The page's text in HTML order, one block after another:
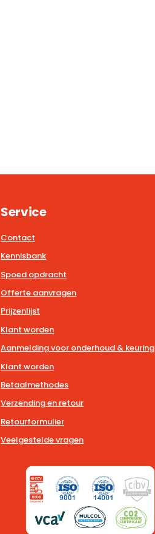
Service
Contact
Kennisbank
Spoed opdracht
Offerte aanvragen
Prijzenlijst
Klant worden
Aanmelding voor onderhoud & keuring
Klant worden
Betaalmethodes
Verzending en retour
Retourformulier
Veelgestelde vragen